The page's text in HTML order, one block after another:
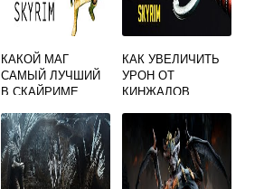
КАКОЙ МАГ
САМЫЙ ЛУЧШИЙ
В СКАЙРИМЕ
КАК УВЕЛИЧИТЬ
УРОН ОТ
КИНЖАЛОВ